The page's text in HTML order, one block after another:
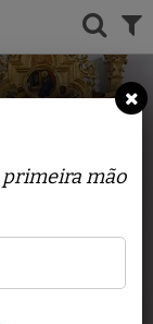
primeira mão